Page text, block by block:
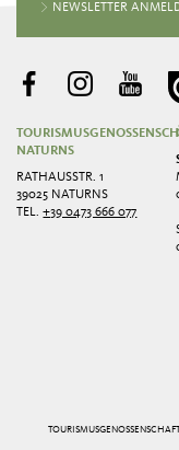
NEWSLETTER
NATURNS
RATHAUSSTR. 1
39025 NATURNS
TEL.+39 0473 666 077